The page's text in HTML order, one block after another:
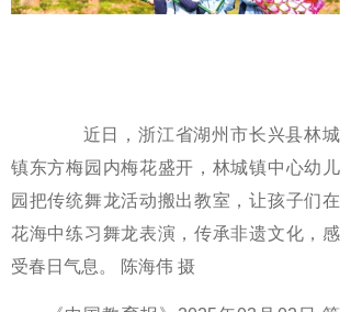
近日，浙江省湖州市长兴县林城
镇东方梅园内梅花盛开，林城镇中心幼儿
园把传统舞龙活动搬出教室，让孩子们在
花海中练习舞龙表演，传承非遗文化，感
受春日气息。 陈海伟 摄